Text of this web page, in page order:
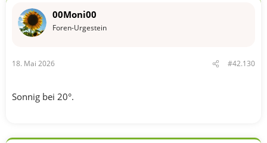
o
:
00Moni00
Foren-Urgestein
18. Mai 2026 #42.130
Sonnig bei 20°.